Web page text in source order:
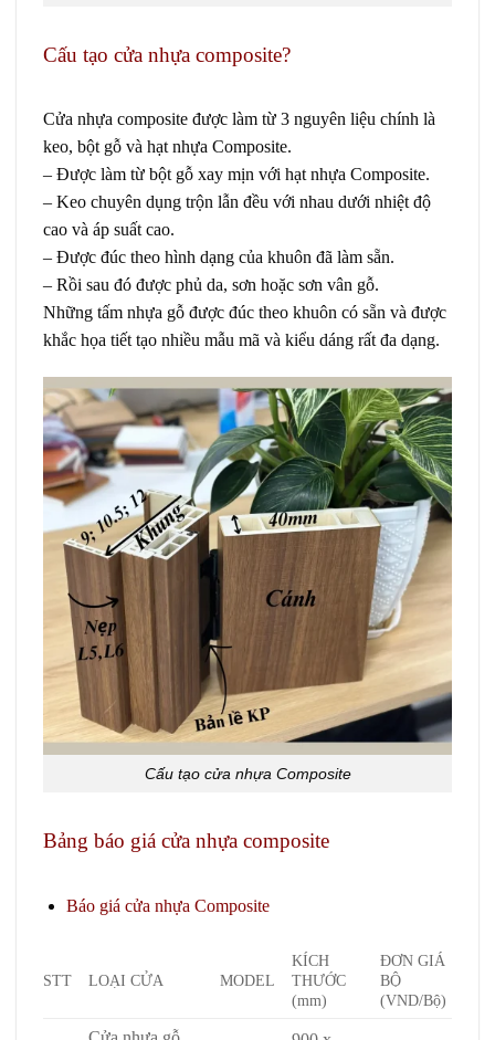
Cấu tạo cửa nhựa composite?
Cửa nhựa composite được làm từ 3 nguyên liệu chính là
keo, bột gỗ và hạt nhựa Composite.
– Được làm từ bột gỗ xay mịn với hạt nhựa Composite.
– Keo chuyên dụng trộn lẫn đều với nhau dưới nhiệt độ
cao và áp suất cao.
– Được đúc theo hình dạng của khuôn đã làm sẵn.
– Rồi sau đó được phủ da, sơn hoặc sơn vân gỗ.
Những tấm nhựa gỗ được đúc theo khuôn có sẵn và được
khắc họa tiết tạo nhiều mẫu mã và kiểu dáng rất đa dạng.
Cấu tạo cửa nhựa Composite
Bảng báo giá cửa nhựa composite
Báo giá cửa nhựa Composite
STT LOẠI CỬA MODEL
KÍCH
THƯỚC
(mm)
ĐƠN GIÁ
BỘ
(VND/Bộ)